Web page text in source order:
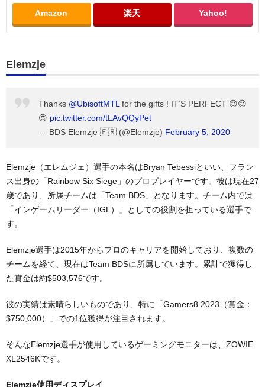
Amazon 楽天 Yahoo!
Elemzje
Thanks @UbisoftMTL for the gifts ! IT’S PERFECT 😍😍
😍 pic.twitter.com/tLAvQQyPet
— BDS Elemzje 🇫🇷 (@Elemzje) February 5, 2020
Elemzje（エレムジェ）選手の本名はBryan Tebessiといい、フラン
ス出身の「Rainbow Six Siege」のプロプレイヤーです。彼は現在27
歳であり、所属チームは「Team BDS」となります。チーム内では
「インゲームリーダー（IGL）」としての役割を担っている選手で
す。
Elemzje選手は2015年からプロのキャリアを開始しており、複数の
チームを経て、現在はTeam BDSに所属しています。累計で獲得し
た賞金は約$503,576です。
彼の実績は素晴らしいものであり、特に「Gamers8 2023（賞金：
$750,000）」での1位獲得が注目されます。
そんなElemzje選手が使用しているゲーミングモニターは、ZOWIE
XL2546Kです。
Elemzje使用ディスプレイ